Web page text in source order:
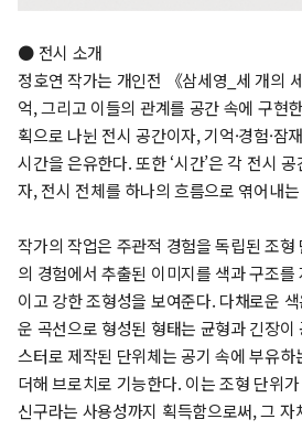
● 전시 소개
정호연 작가는 개인전 《삼세영_세 개의
억, 그리고 이들의 관계를 공간 속에 구현
획으로 나뉜 전시 공간이자, 기억·경험·
시간을 은유한다. 또한 ‘시간’은 각 전시
자, 전시 전체를 하나의 흐름으로 엮어내
작가의 작업은 주관적 경험을 독립된 조
의 경험에서 추출된 이미지를 색과 구조
이고 강한 조형성을 보여준다. 다채로운
운 곡선으로 형성된 형태는 균형과 긴장
스터로 제작된 단위체는 공기 속에 부유
더해 브로치로 기능한다. 이는 조형 단위
신구라는 사용성까지 획득함으로써, 그